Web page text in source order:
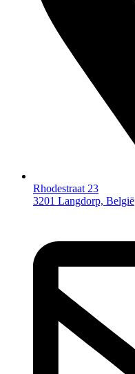
Rhodestraat 23
3201 Langdorp, België